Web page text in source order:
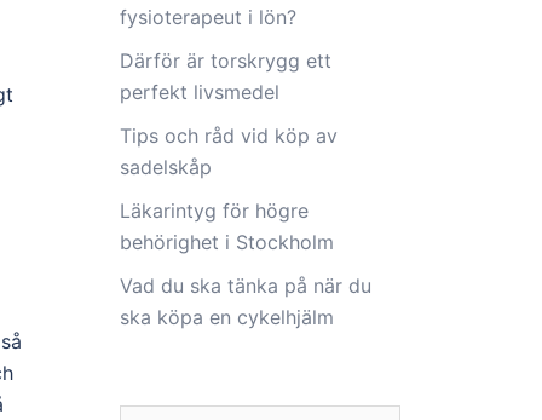
fysioterapeut i lön?
Därför är torskrygg ett
perfekt livsmedel
Tips och råd vid köp av
sadelskåp
Läkarintyg för högre
behörighet i Stockholm
Vad du ska tänka på när du
ska köpa en cykelhjälm